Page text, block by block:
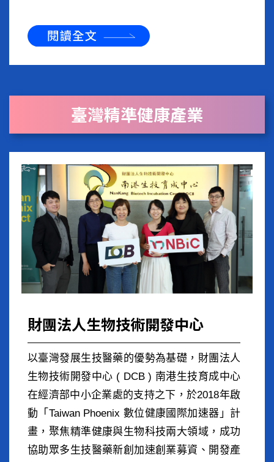
臺灣精準健康產業
財團法人生物技術開發中心
以臺灣發展生技醫藥的優勢為基礎，財團法人
生物技術開發中心 ( DCB ) 南港生技育成中心
在經濟部中小企業處的支持之下，於2018年啟
動「Taiwan Phoenix 數位健康國際加速器」計
畫，聚焦精準健康與生物科技兩大領域，成功
協助眾多生技醫藥新創加速創業募資、開發產